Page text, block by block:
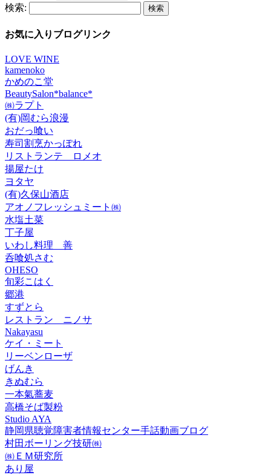
検索:
お気に入りブログリンク
LOVE WINE
kamenoko
かめのこ堂
BeautySalon*balance*
㈱ラプト
(有)岡むら浪漫
おだっ喰い
寿司割烹かっぽれ
リストランテ ロメオ
揚屋たけ
ヨタヤ
(有)久保山酒店
アオノフレッシュミート㈱
水塩土菜
丁子屋
いわし料理 善
呑喰処さむ
OHESO
旬彩こはく
郷港
すずとら
レストラン ニノサ
Nakayasu
ケイ・ミート
リーベンローザ
げんき
きぬむら
一本氣蕎麦
高橋そば製粉
Studio AYA
静岡県聴覚障害者情報センター手話動画ブログ
村田ボーリング技研㈱
㈱ＥＭ研究所
あり屋